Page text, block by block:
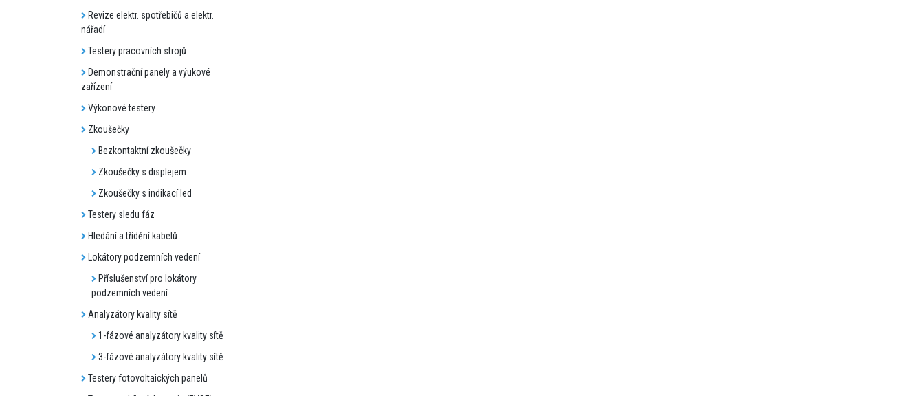
Revize elektr. spotřebičů a elektr.
nářadí
Testery pracovních strojů
Demonstrační panely a výukové
zařízení
Výkonové testery
Zkoušečky
Bezkontaktní zkoušečky
Zkoušečky s displejem
Zkoušečky s indikací led
Testery sledu fáz
Hledání a třídění kabelů
Lokátory podzemních vedení
Příslušenství pro lokátory
podzemních vedení
Analyzátory kvality sítě
1-fázové analyzátory kvality sítě
3-fázové analyzátory kvality sítě
Testery fotovoltaických panelů